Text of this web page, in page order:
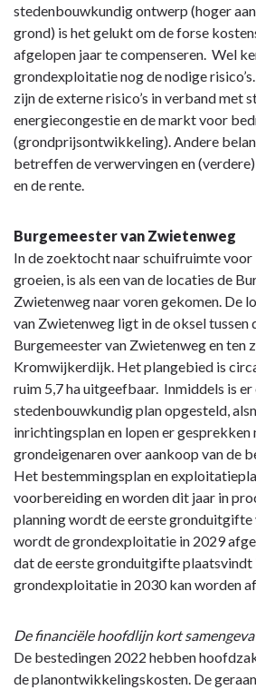
stedenbouwkundig ontwerp (hoger
grond) is het gelukt om de forse
afgelopen jaar te compenseren. Wel
grondexploitatie nog de nodige
zijn de externe risico’s in verband met
energiecongestie en de markt voor
(grondprijsontwikkeling). Andere
betreffen de verwervingen en
en de rente.
Burgemeester van Zwietenweg
In de zoektocht naar schuifruimte
groeien, is als een van de locaties de
Zwietenweg naar voren gekomen. De
van Zwietenweg ligt in de oksel tussen
Burgemeester van Zwietenweg en ten
Kromwijkerdijk. Het plangebied is
ruim 5,7 ha uitgeefbaar. Inmiddels is er
stedenbouwkundig plan opgesteld,
inrichtingsplan en lopen er gesprekken
grondeigenaren over aankoop van de
Het bestemmingsplan en
voorbereiding en worden dit jaar in
planning wordt de eerste gronduitgifte
wordt de grondexploitatie in 2029
dat de eerste gronduitgifte plaatsvindt
grondexploitatie in 2030 kan worden
De financiële hoofdlijn kort
De bestedingen 2022 hebben
de planontwikkelingskosten. De